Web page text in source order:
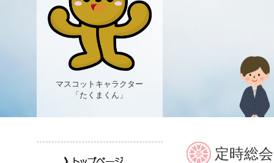
マスコットキャラクター
「たくまくん」
定時総